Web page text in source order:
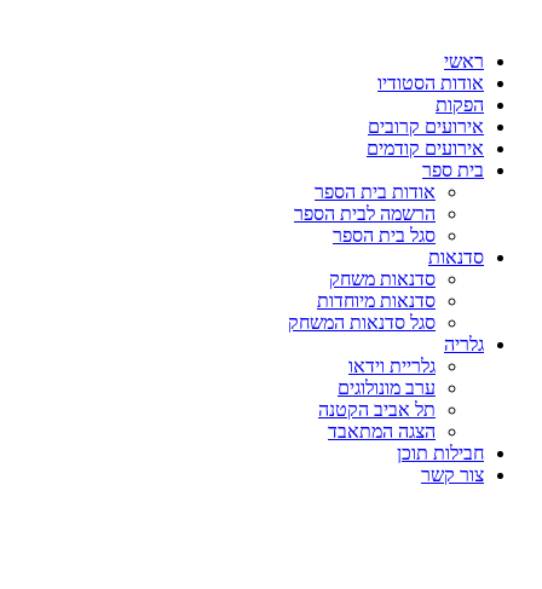
ראשי
אודות הסטודיו
הפקות
אירועים קרובים
אירועים קודמים
בית ספר
אודות בית הספר
הרשמה לבית הספר
סגל בית הספר
סדנאות
סדנאות משחק
סדנאות מיוחדות
סגל סדנאות המשחק
גלריה
גלריית וידאו
ערב מונולוגים
תל אביב הקטנה
הצגה המתאבד
חבילות תוכן
צור קשר